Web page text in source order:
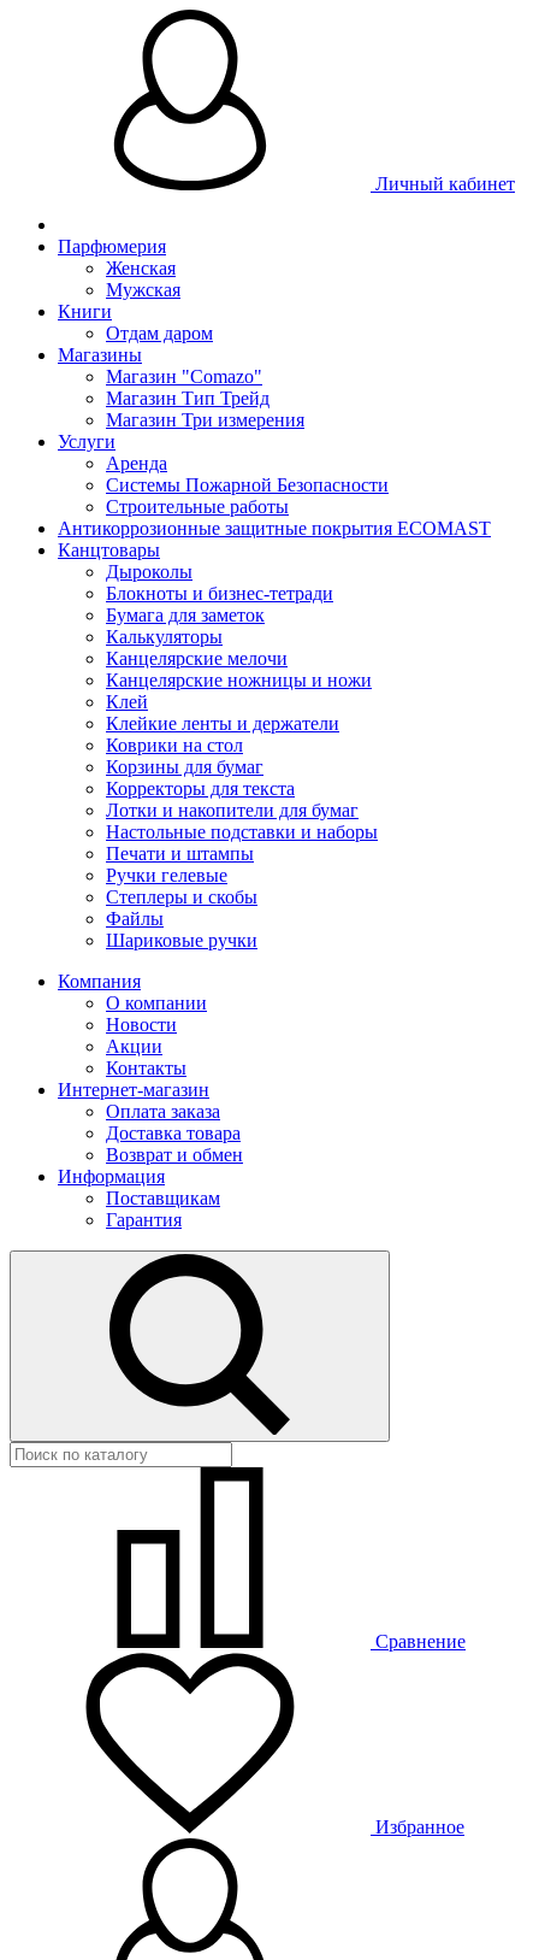
Личный кабинет
Парфюмерия
Женская
Мужская
Книги
Отдам даром
Магазины
Магазин "Comazo"
Магазин Тип Трейд
Магазин Три измерения
Услуги
Аренда
Системы Пожарной Безопасности
Строительные работы
Антикоррозионные защитные покрытия ECOMAST
Канцтовары
Дыроколы
Блокноты и бизнес-тетради
Бумага для заметок
Калькуляторы
Канцелярские мелочи
Канцелярские ножницы и ножи
Клей
Клейкие ленты и держатели
Коврики на стол
Корзины для бумаг
Корректоры для текста
Лотки и накопители для бумаг
Настольные подставки и наборы
Печати и штампы
Ручки гелевые
Степлеры и скобы
Файлы
Шариковые ручки
Компания
О компании
Новости
Акции
Контакты
Интернет-магазин
Оплата заказа
Доставка товара
Возврат и обмен
Информация
Поставщикам
Гарантия
Сравнение
Избранное